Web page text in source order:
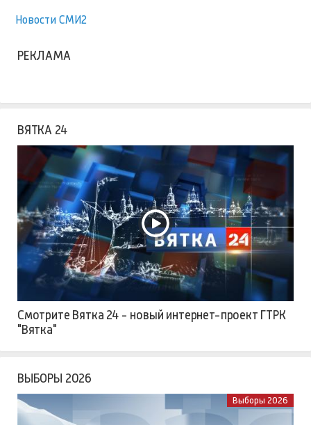
Новости СМИ2
РЕКЛАМА
ВЯТКА 24
Смотрите Вятка 24 - новый интернет-проект ГТРК
"Вятка"
ВЫБОРЫ 2026
Выборы 2026